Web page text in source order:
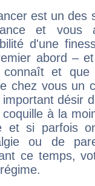
est un des
et vous
d'une
abord –
connaît et
chez vous un
désir
à la
et si parfois
ou de
ce temps,